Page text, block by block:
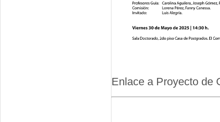
Enlace a Proyecto de